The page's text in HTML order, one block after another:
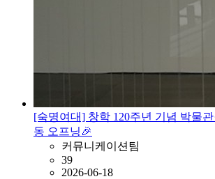
[숙명여대] 창학 120주년 기념 박물
동 오프닝🎉
커뮤니케이션팀
39
2026-06-18